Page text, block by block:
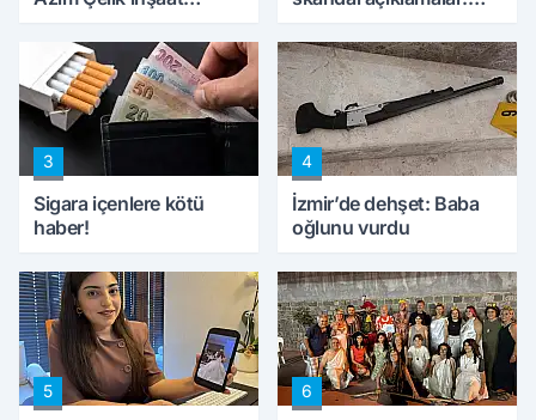
konuştu
peynircilerimizi de
kıskaca aldı, müdahale
ettik'
3
Sigara içenlere kötü
haber!
4
İzmir’de dehşet: Baba
oğlunu vurdu
5 6